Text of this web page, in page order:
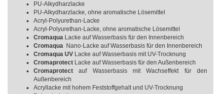
PU-Alkydharzlacke
PU-Alkydharzlacke, ohne aromatische Lösemittel
Acryl-Polyurethan-Lacke
Acryl-Polyurethan-Lacke, ohne aromatische Lösemittel
Cromaqua Lacke auf Wasserbasis für den Innenbereich
Cromaqua Nano-Lacke auf Wasserbasis für den Innenbereich
Cromaqua UV Lacke auf Wasserbasis mit UV-Trocknung
Cromaprotect Lacke auf Wasserbasis für den Außenbereich
Cromaprotect auf Wasserbasis mit Wachseffekt für den
Außenbereich
Acryllacke mit hohem Feststoffgehalt und UV-Trocknung